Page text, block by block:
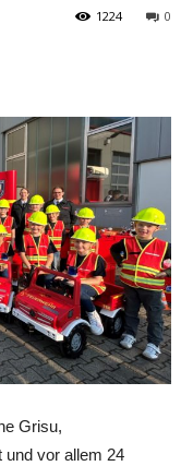
0
1224
Grisu,
und vor allem 24